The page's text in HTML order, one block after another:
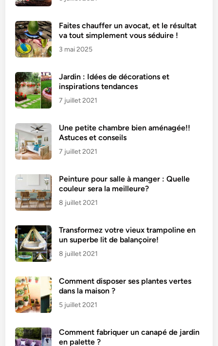
Faites chauffer un avocat, et le résultat
va tout simplement vous séduire !
3 mai 2025
Jardin : Idées de décorations et
inspirations tendances
7 juillet 2021
Une petite chambre bien aménagée!!
Astuces et conseils
7 juillet 2021
Peinture pour salle à manger : Quelle
couleur sera la meilleure?
8 juillet 2021
Transformez votre vieux trampoline en
un superbe lit de balançoire!
8 juillet 2021
Comment disposer ses plantes vertes
dans la maison ?
5 juillet 2021
Comment fabriquer un canapé de jardin
en palette ?